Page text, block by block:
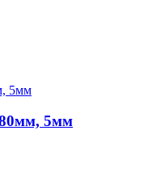
5мм